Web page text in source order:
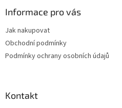
Informace pro vás
Jak nakupovat
Obchodní podmínky
Podmínky ochrany osobních údajů
Kontakt